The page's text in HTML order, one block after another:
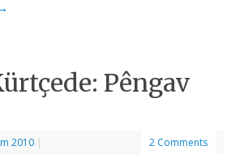
Pêngav
2010 | 2 Comments